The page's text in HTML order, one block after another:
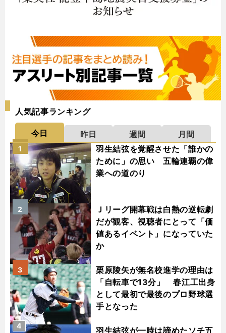
人気記事ランキング
今日 昨日 週間
月間
羽生結弦を覚醒させた「誰かの
ために」の思い 五輪連覇の偉
業への道のり
1
Ｊリーグ開幕戦は白熱の逆転劇
だが観客、視聴者にとって「価
値あるイベント」になっていた
か
2
栗原陵矢が無名校進学の理由は
「自転車で13分」 春江工出身
として最初で最後のプロ野球選
手となった
3
羽生結弦が一時は諦めたソチ五
4